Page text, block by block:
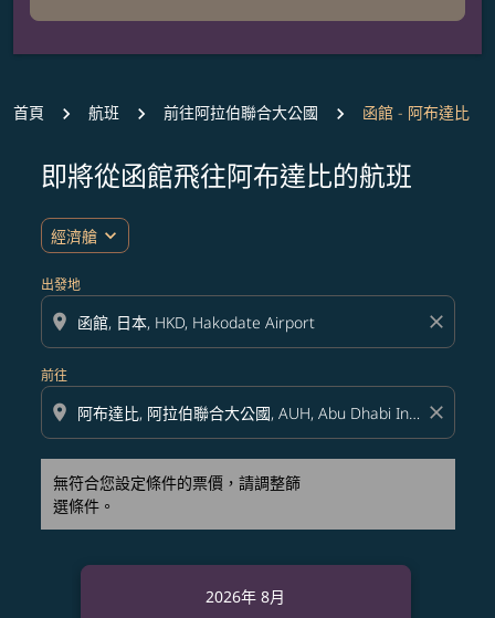
首頁 航班 前往阿拉伯聯合大公國 函館 - 阿布達比
即將從函館飛往阿布達比的航班
經濟艙 expand_more
出發地
location_on close
前往
location_on close
無符合您設定條件的票價，請調整篩
選條件。
無符合您設定條件的票價，請調整篩選條件。
2026年 8月